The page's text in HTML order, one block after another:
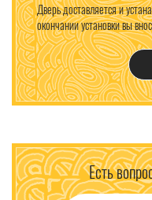
Дверь доставляется и
окончании установки вы
Есть